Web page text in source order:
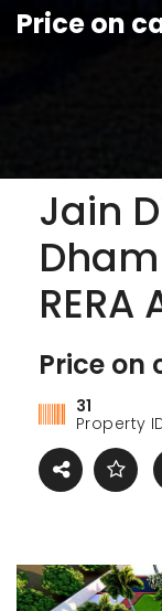
Price on
Jain
Price on
31
Property